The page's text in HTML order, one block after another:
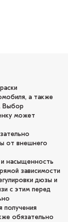
а также
Выбор
может
от внешнего
и насыщенность
зависимости
дюзы и
с этим перед
получения
обязательно